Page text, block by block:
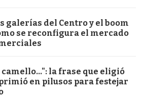
galerías del Centro y el boom
se reconfigura el mercado
la frase que eligió
en pilusos para festejar